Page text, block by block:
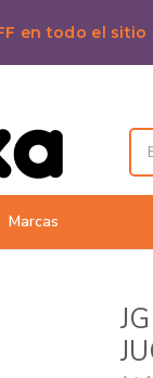
en todo el sitio
Marcas